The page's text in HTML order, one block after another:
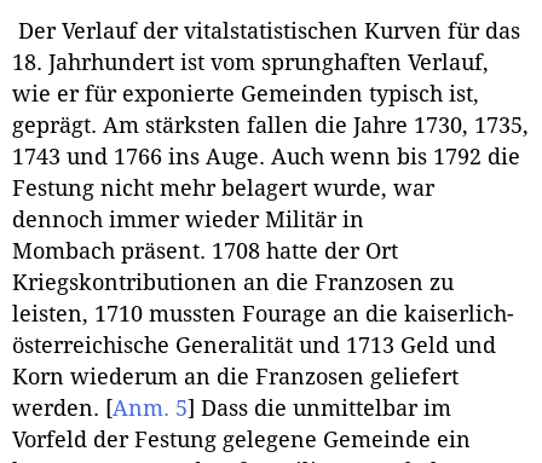
Der Verlauf der vitalstatistischen Kurven für das
18. Jahrhundert ist vom sprunghaften Verlauf,
wie er für exponierte Gemeinden typisch ist,
geprägt. Am stärksten fallen die Jahre 1730, 1735,
1743 und 1766 ins Auge. Auch wenn bis 1792 die
Festung nicht mehr belagert wurde, war
dennoch immer wieder Militär in
Mombach präsent. 1708 hatte der Ort
Kriegskontributionen an die Franzosen zu
leisten, 1710 mussten Fourage an die kaiserlich-
österreichische Generalität und 1713 Geld und
Korn wiederum an die Franzosen geliefert
werden. [Anm. 5] Dass die unmittelbar im
Vorfeld der Festung gelegene Gemeinde ein